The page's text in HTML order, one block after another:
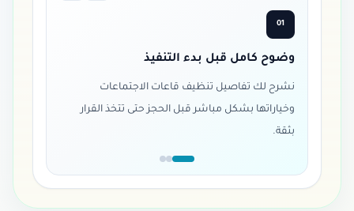
01
وضوح كامل قبل بدء التنفيذ
نشرح لك تفاصيل تنظيف قاعات الاجتماعات
وخياراتها بشكل مباشر قبل الحجز حتى تتخذ القرار
بثقة.